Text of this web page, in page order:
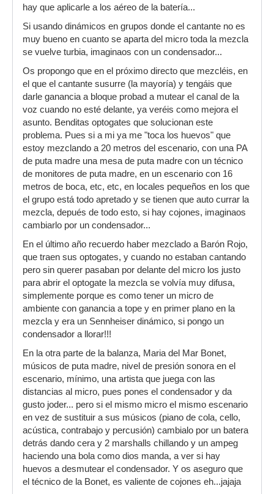
hay que aplicarle a los aéreo de la batería...
Si usando dinámicos en grupos donde el cantante no es
muy bueno en cuanto se aparta del micro toda la mezcla
se vuelve turbia, imaginaos con un condensador...
Os propongo que en el próximo directo que mezcléis, en
el que el cantante susurre (la mayoría) y tengáis que
darle ganancia a bloque probad a mutear el canal de la
voz cuando no esté delante, ya veréis como mejora el
asunto. Benditas optogates que solucionan este
problema. Pues si a mi ya me "toca los huevos" que
estoy mezclando a 20 metros del escenario, con una PA
de puta madre una mesa de puta madre con un técnico
de monitores de puta madre, en un escenario con 16
metros de boca, etc, etc, en locales pequeños en los que
el grupo está todo apretado y se tienen que auto currar la
mezcla, depués de todo esto, si hay cojones, imaginaos
cambiarlo por un condensador...
En el último año recuerdo haber mezclado a Barón Rojo,
que traen sus optogates, y cuando no estaban cantando
pero sin querer pasaban por delante del micro los justo
para abrir el optogate la mezcla se volvía muy difusa,
simplemente porque es como tener un micro de
ambiente con ganancia a tope y en primer plano en la
mezcla y era un Sennheiser dinámico, si pongo un
condensador a llorar!!!
En la otra parte de la balanza, Maria del Mar Bonet,
músicos de puta madre, nivel de presión sonora en el
escenario, mínimo, una artista que juega con las
distancias al micro, pues pones el condensador y da
gusto joder... pero si el mismo micro el mismo escenario
en vez de sustituir a sus músicos (piano de cola, cello,
acústica, contrabajo y percusión) cambialo por un batera
detrás dando cera y 2 marshalls chillando y un ampeg
haciendo una bola como dios manda, a ver si hay
huevos a desmutear el condensador. Y os aseguro que
el técnico de la Bonet, es valiente de cojones eh...jajaja